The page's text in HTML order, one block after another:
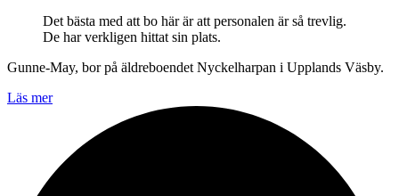
Det bästa med att bo här är att personalen är så trevlig.
De har verkligen hittat sin plats.
Gunne-May, bor på äldreboendet Nyckelharpan i Upplands Väsby.
Läs mer